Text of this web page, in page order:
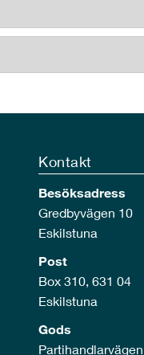
Kontakt
Besöksadress
Gredbyvägen 10
Eskilstuna
Post
Box 310, 631 04
Eskilstuna
Gods
Partihandlarvägen